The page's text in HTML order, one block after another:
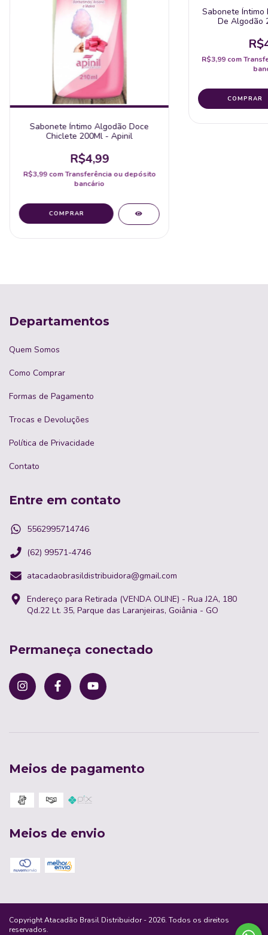
Sabonete Íntimo Algodão Doce
Chiclete 200Ml - Apinil
R$4,99
R$3,99comTransferência ou depósito
bancário
Sabonete Íntimo
De Algodão
R$3,99 com
Departamentos
Quem Somos
Como Comprar
Formas de Pagamento
Trocas e Devoluções
Política de Privacidade
Contato
Entre em contato
5562995714746
(62) 99571-4746
atacadaobrasildistribuidora@gmail.com
Endereço para Retirada (VENDA OLINE) - Rua J2A, 180
Qd.22 Lt. 35, Parque das Laranjeiras, Goiânia - GO
Permaneça conectado
Meios de pagamento
Meios de envio
Copyright Atacadão Brasil Distribuidor - 2026. Todos os direitos
reservados.